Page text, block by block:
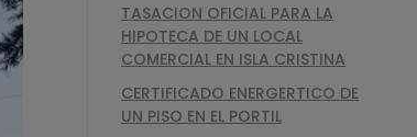
TASACION OFICIAL PARA LA
HIPOTECA DE UN LOCAL
COMERCIAL EN ISLA CRISTINA
CERTIFICADO ENERGERTICO DE
UN PISO EN EL PORTIL